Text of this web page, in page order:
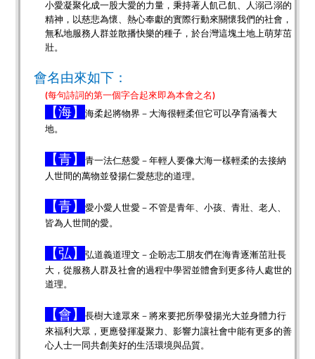
小愛凝聚化成一股大愛的力量，秉持著人飢己飢、人溺己溺的
精神，以慈悲為懷、熱心奉獻的實際行動來關懷我們的社會，
無私地服務人群並散播快樂的種子，於台灣這塊土地上萌芽茁
壯。
會名由來如下：
(每句詩詞的第一個字合起來即為本會之名)
【海】海柔起將物界－大海很輕柔但它可以孕育涵養大
地。
【青】青一法仁慈愛－年輕人要像大海一樣輕柔的去接納
人世間的萬物並發揚仁愛慈悲的道理。
【青】愛小愛人世愛－不管是青年、小孩、青壯、老人、
皆為人世間的愛。
【弘】弘道義道理文－企盼志工朋友們在海青逐漸茁壯長
大，從服務人群及社會的過程中學習並體會到更多待人處世的
道理。
【會】長樹大達眾來－將來要把所學發揚光大並身體力行
來福利大眾 ，更應發揮凝聚力、影響力讓社會中能有更多的善
心人士一同共創美好的生活環境與品質。